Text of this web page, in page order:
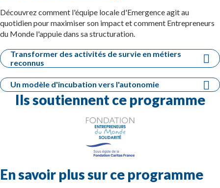
Découvrez comment l'équipe locale d'Emergence agit au
quotidien pour maximiser son impact et comment Entrepreneurs
du Monde l'appuie dans sa structuration.
Transformer des activités de survie en métiers
reconnus
Un modèle d'incubation vers l'autonomie
Ils soutiennent ce programme
En savoir plus sur ce programme